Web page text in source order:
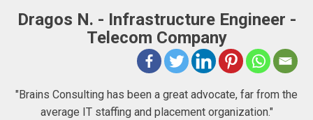
Dragos N. - Infrastructure Engineer -
Telecom Company
"Brains Consulting has been a great advocate, far from the
average IT staffing and placement organization."